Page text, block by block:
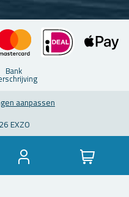
Bank
aan­pas­sen
EXZO